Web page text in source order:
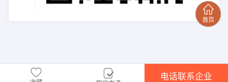
电话联系企业